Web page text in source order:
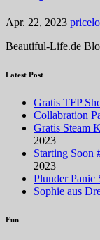
Apr. 22, 2023
Beautiful-Life.de
Latest Post
Gratis TFP
Collabration
Gratis Steam
2023
Starting Soon
2023
Plunder Panic
Sophie aus
Fun